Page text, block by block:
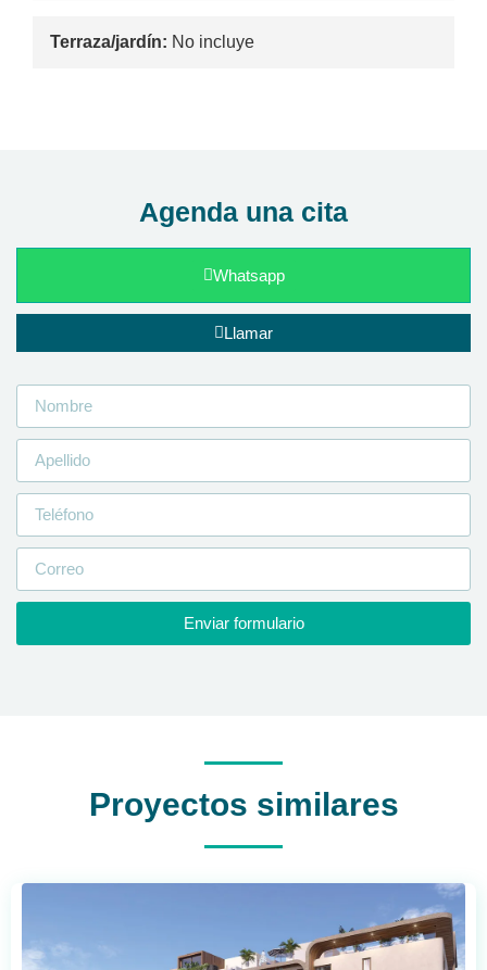
Terraza/jardín: No incluye
Agenda una cita
Whatsapp
Llamar
Enviar formulario
Proyectos similares